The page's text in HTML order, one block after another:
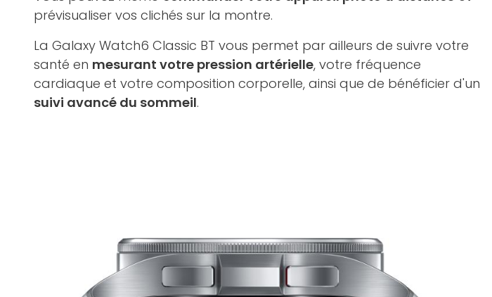
prévisualiser vos clichés sur la montre.
La Galaxy Watch6 Classic BT vous permet par ailleurs de suivre votre
santé en mesurant votre pression artérielle, votre fréquence
cardiaque et votre composition corporelle, ainsi que de bénéficier d'un
suivi avancé du sommeil.